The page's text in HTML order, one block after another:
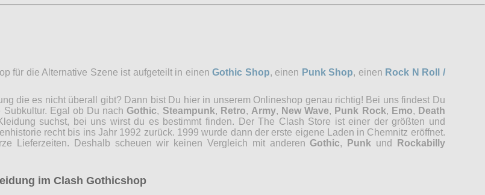
für die Alternative Szene ist aufgeteilt in einenGothic Shop, einen Punk Shop, einen Rock N Roll /
die es nicht überall gibt? Dann bist Du hier in unserem Onlineshop genau richtig! Bei uns findest Du
Subkultur. Egal ob Du nach Gothic, Steampunk, Retro, Army, New Wave, Punk Rock, Emo, Death
suchst, bei uns wirst du es bestimmt finden. Der The Clash Store ist einer der größten und
recht bis ins Jahr 1992 zurück. 1999 wurde dann der erste eigene Laden in Chemnitz eröffnet.
Lieferzeiten. Deshalb scheuen wir keinen Vergleich mit anderen Gothic, Punk und
Rockabilly
im Clash Gothicshop